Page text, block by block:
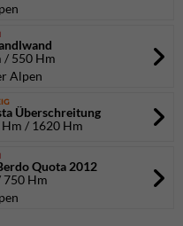
/ 550 Hm
Alpen
Überschreitung
Hm / 1620 Hm
Quota 2012
750 Hm